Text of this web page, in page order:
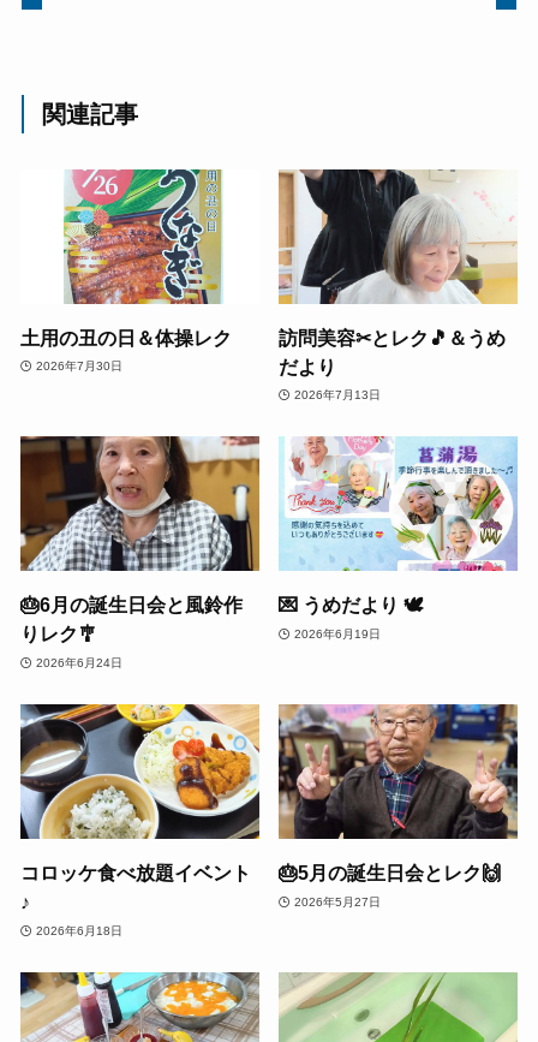
関連記事
土用の丑の日＆体操レク
2026年7月30日
訪問美容✂とレク🎵＆うめ
だより
2026年7月13日
🎂6月の誕生日会と風鈴作
りレク🎐
2026年6月24日
💌 うめだより 🕊
2026年6月19日
コロッケ食べ放題イベント
♪
2026年6月18日
🎂5月の誕生日会とレク🙌
2026年5月27日